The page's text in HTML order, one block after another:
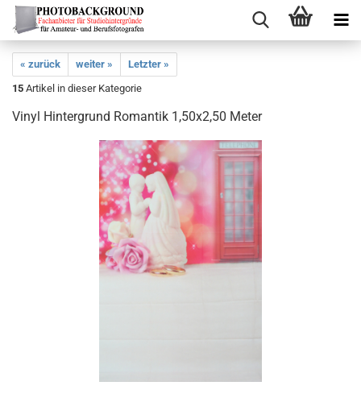
« zurück weiter »
Letzter »
15 Artikel in dieser Kategorie
Vinyl Hintergrund Romantik 1,50x2,50 Meter